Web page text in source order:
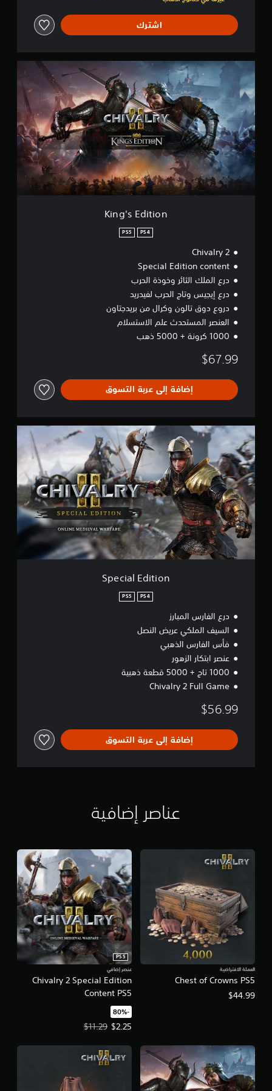
اشترك
n
g
'
E
d
i
t
King's Edition
PS4
PS5
Chivalry 2
Special Edition content
درع الملك الثائر وخوذة الحرب
درع إيجيس وتاج الحرب لفيدريد
دروع دوق تالون وكرال من بريدجتاون
العنصر المستحدث علم الاستسلام
1000 كرونة + 5000 ذهب
$67.99
إضافة إلى عربة التسوق
p
e
c
i
a
l
E
d
i
o
Special Edition
PS4
PS5
درع الفارس المبارز
السيف الملكي عريض النصل
فأس الفارس الذهبي
عنصر ابتكار الزهور
1000 تاج + 5000 قطعة ذهبية
Chivalry 2 Full Game
$56.99
إضافة إلى عربة التسوق
عناصر إضافية
Chest of Crowns PS5
العملة الافتراضية
$44.99
Chivalry 2 Special Edition
Content PS5
PS5
عنصر إضافي
‏-80%‏
$2.25
سعر العرض $2.25‏. السعر الأصلي، $11.29‏.
$11.29